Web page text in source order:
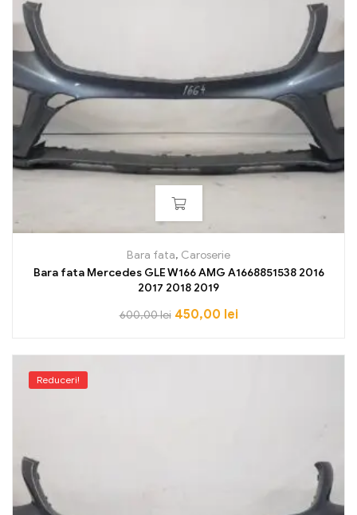
Bara fata, Caroserie
Bara fata Mercedes GLE W166 AMG A1668851538 2016
2017 2018 2019
600,00lei 450,00 lei
Reduceri!